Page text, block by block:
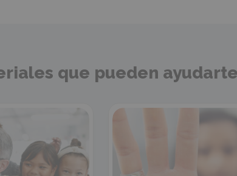
que pueden